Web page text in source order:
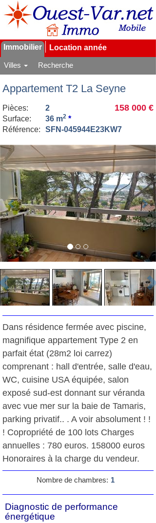
Immobilier Location année
Villes Recherche
Appartement T2 La Seyne
158 000 €
Pièces:
2
Surface:
36 m2 *
Référence:
SFN-045944E23KW7
Dans résidence fermée avec piscine,
magnifique appartement Type 2 en
parfait état (28m2 loi carrez)
comprenant : hall d'entrée, salle d'eau,
WC, cuisine USA équipée, salon
exposé sud-est donnant sur véranda
avec vue mer sur la baie de Tamaris,
parking privatif.. . A voir absolument ! !
! Copropriété de 100 lots Charges
annuelles : 780 euros. 158000 euros
Honoraires à la charge du vendeur.
Nombre de chambres: 1
Diagnostic de performance
énergétique